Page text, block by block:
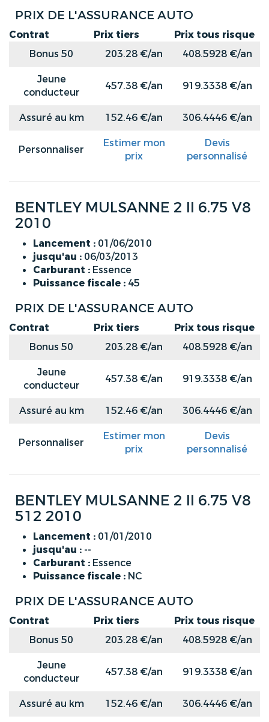
PRIX DE L'ASSURANCE AUTO
Contrat Prix tiers
Prix tous risque
Bonus 50
203.28 €/an
408.5928 €/an
Jeune
conducteur
457.38 €/an 919.3338 €/an
Assuré au km 152.46 €/an 306.4446 €/an
Personnaliser
Estimer mon
prix
Devis
personnalisé
BENTLEY MULSANNE 2 II 6.75 V8
2010
Lancement : 01/06/2010
jusqu'au : 06/03/2013
Carburant : Essence
Puissance fiscale : 45
PRIX DE L'ASSURANCE AUTO
Contrat Prix tiers
Prix tous risque
Bonus 50
203.28 €/an
408.5928 €/an
Jeune
conducteur
457.38 €/an 919.3338 €/an
Assuré au km 152.46 €/an 306.4446 €/an
Personnaliser
Estimer mon
prix
Devis
personnalisé
BENTLEY MULSANNE 2 II 6.75 V8
512 2010
Lancement : 01/01/2010
jusqu'au : --
Carburant : Essence
Puissance fiscale : NC
PRIX DE L'ASSURANCE AUTO
Contrat Prix tiers
Prix tous risque
Bonus 50
203.28 €/an
408.5928 €/an
Jeune
conducteur
457.38 €/an 919.3338 €/an
Assuré au km 152.46 €/an 306.4446 €/an